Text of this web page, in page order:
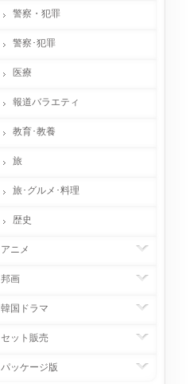
警察・犯罪
警察･犯罪
医療
報道バラエティ
教育･教養
旅
旅･グルメ･料理
歴史
アニメ
邦画
韓国ドラマ
セット販売
パッケージ版